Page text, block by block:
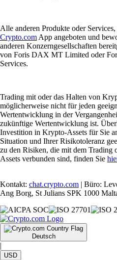
Alle anderen Produkte oder
Crypto.comApp angeboten und
anderen Konzerngesellschaften
von Foris DAX MT Limited oder
Services.
Trading mit oder das Halten von
möglicherweise nicht für jeden
Wertentwicklung in der
zukünftige Wertentwicklung ist.
Investition in Krypto-Assets für Sie
Situation und Ihrer Risikotoleranz
zu den Risiken, die mit dem Trading
Assets verbunden sind, finden Sie
Kontakt: chat.crypto.com | Büro:
Ang Borg, St Julians SPK 1000
Deutsch
|
USD